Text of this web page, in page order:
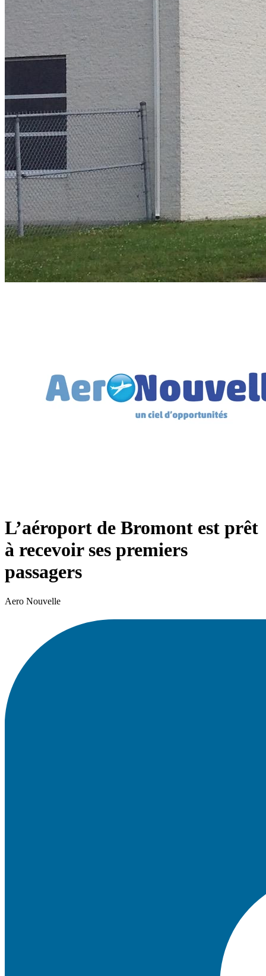
L’aéroport de Bromont est prêt
à recevoir ses premiers
passagers
Aero Nouvelle